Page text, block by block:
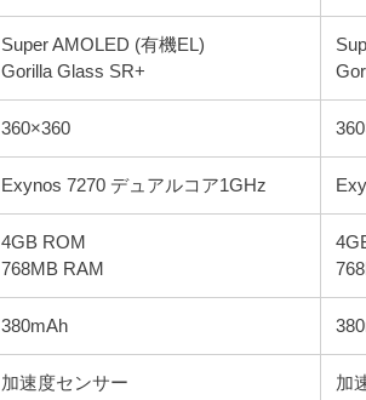
Super AMOLED (有機EL)
Gorilla Glass SR+
360×360
Exynos 7270 デュアルコア1GHz
4GB ROM
768MB RAM
380mAh
加速度センサー
加